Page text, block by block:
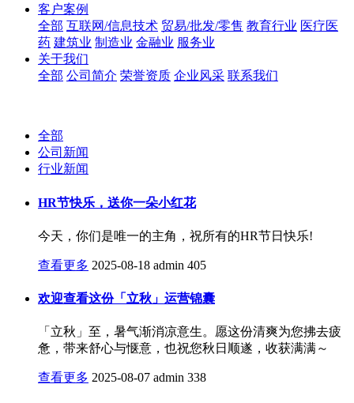
客户案例
全部 互联网/信息技术 贸易/批发/零售 教育行业 医疗医
药 建筑业 制造业 金融业 服务业
关于我们
全部 公司简介 荣誉资质 企业风采 联系我们
全部
公司新闻
行业新闻
HR节快乐，送你一朵小红花
今天，你们是唯一的主角，祝所有的HR节日快乐!
查看更多 2025-08-18 admin 405
欢迎查看这份「立秋」运营锦囊
「立秋」至，暑气渐消凉意生。愿这份清爽为您拂去疲
惫，带来舒心与惬意，也祝您秋日顺遂，收获满满～
查看更多 2025-08-07 admin 338